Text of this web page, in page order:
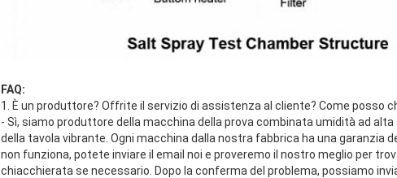
FAQ:
1. È un produttore? Offrite il servizio di assistenza al cliente? Come posso
- Sì, siamo produttore della macchina della prova combinata umidità ad
della tavola vibrante. Ogni macchina dalla nostra fabbrica ha una garanzia
non funziona, potete inviare il email noi e proveremo il nostro meglio per
chiacchierata se necessario. Dopo la conferma del problema, possiamo